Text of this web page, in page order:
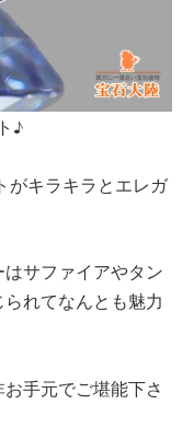
♪
がキラキラとエレガ
サファイアやタン
れてなんとも魅力
手元でご堪能下さ